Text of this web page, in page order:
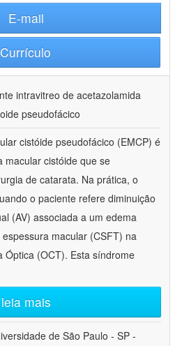
E-mail
Currículo
intravitreo de acetazolamida
pseudofácico
cistóide pseudofácico (EMCP) é
macular cistóide que se
de catarata. Na prática, o
o paciente refere diminuição
(AV) associada a um edema
macular (CSFT) na
Óptica (OCT). Esta síndrome
leia mais
de São Paulo - SP -